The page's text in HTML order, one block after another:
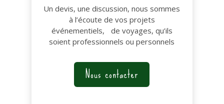
Un devis, une discussion, nous sommes
à l’écoute de vos projets
événementiels, de voyages, qu’ils
soient professionnels ou personnels
Nous contacter